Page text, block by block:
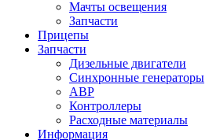
Мачты освещения
Запчасти
Прицепы
Запчасти
Дизельные двигатели
Синхронные генераторы
АВР
Контроллеры
Расходные материалы
Информация